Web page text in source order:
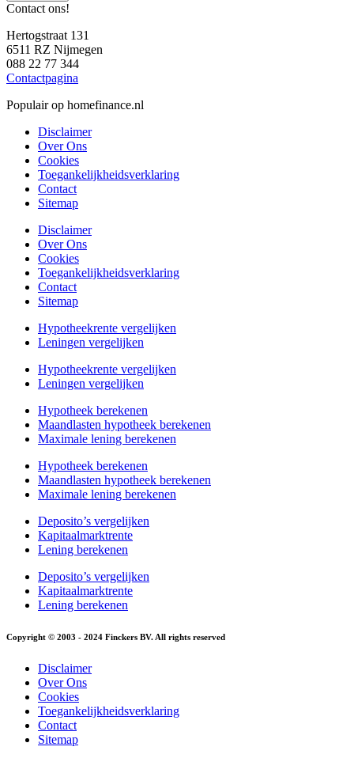
Contact ons!
Hertogstraat 131
6511 RZ Nijmegen
088 22 77 344
Contactpagina
Populair op homefinance.nl
Disclaimer
Over Ons
Cookies
Toegankelijkheidsverklaring
Contact
Sitemap
Disclaimer
Over Ons
Cookies
Toegankelijkheidsverklaring
Contact
Sitemap
Hypotheekrente vergelijken
Leningen vergelijken
Hypotheekrente vergelijken
Leningen vergelijken
Hypotheek berekenen
Maandlasten hypotheek berekenen
Maximale lening berekenen
Hypotheek berekenen
Maandlasten hypotheek berekenen
Maximale lening berekenen
Deposito’s vergelijken
Kapitaalmarktrente
Lening berekenen
Deposito’s vergelijken
Kapitaalmarktrente
Lening berekenen
Copyright © 2003 - 2024 Finckers BV. All rights reserved
Disclaimer
Over Ons
Cookies
Toegankelijkheidsverklaring
Contact
Sitemap